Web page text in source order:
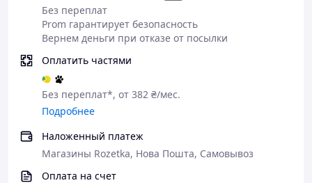
Ваша уверенность в результате - наша главная
цель.
Заказывайте сейчас — и почувствуйте
преимущества гладкой кожи уже после нескольких
процедур!
Идеальный вариант для себя или в качестве
заботливого подарка.
Без переплат
Prom гарантирует безопасность
Вернем деньги при отказе от посылки
Оплатить частями
Без переплат*, от 382 ₴/мес.
Подробнее
Наложенный платеж
Магазины Rozetka, Нова Пошта, Самовывоз
Оплата на счет